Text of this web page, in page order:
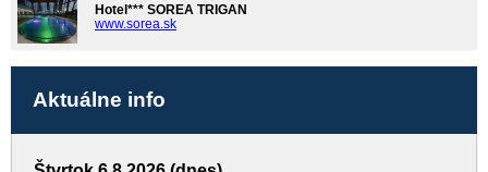
Hotel*** SOREA TRIGAN
www.sorea.sk
Aktuálne info